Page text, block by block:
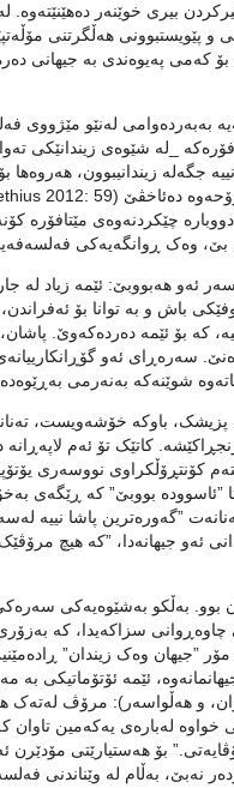
سزای داگیرکردن بیری خوێنەر
و پێویستبوونی هەڵگرتنی
بۆ کەمی پەیوەندی بە جیهانی
لەنێو مێژووی
_لە شێوەی
جگەلە زیندانیبوون، هەروەها
چێکردنەوەی مێتافۆرە
بێ، وەک ڕوانگەیەکی
ئەو هەبووبێ: ئێمە زیاد لە
باش و بە توانا بۆ
کە بۆ ئێمە دەردەکەوێ.
سەرەڕای ئەو
شوێنەکە بەنەرمی
پزیشک، باوکە خۆشەویست،
کاتێک تۆ ئەم لاپەڕانە
کۆنتڕۆڵکراوی نووسەری
بووبێ” کە ڕێگەی
”گەورەترین پاشا نییە
بوو. بەڵکو بەشێوەیەکی
سزاکەیدا، کە
”جیهان وەک زیندان”
ئێمە ئۆتۆماتیکی
و هەڵواسەر): مرۆڤ لەتەک
لەبارەی یەکەمین تاوان
بۆ هەستیارێتی
نەبێ، بەڵام لە وێناندنی